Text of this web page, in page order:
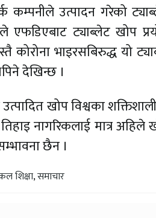
कम्पनीले उत्पादन गरेको
एफडिएबाट ट्याब्लेट खोप
कोरोना भाइरसबिरुद्ध यो
देखिन्छ ।
खोप विश्वका
नागरिकलाई मात्र
छैन ।
शिक्षा,समाचार